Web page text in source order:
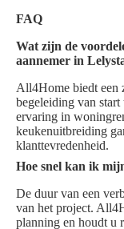
FAQ
Wat zijn de
aannemer in
All4Home biedt een
begeleiding van
ervaring in
keukenuitbreiding
klanttevredenheid.
Hoe snel kan ik
De duur van een
van het project.
planning en houdt u